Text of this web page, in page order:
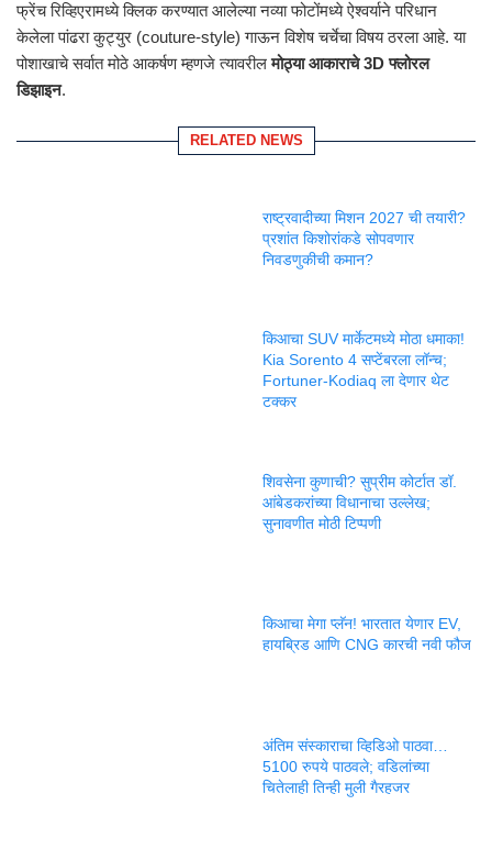
फ्रेंच रिव्हिएरामध्ये क्लिक करण्यात आलेल्या नव्या फोटोंमध्ये ऐश्वर्याने परिधान
केलेला पांढरा कुट्युर (couture-style) गाऊन विशेष चर्चेचा विषय ठरला आहे. या
पोशाखाचे सर्वात मोठे आकर्षण म्हणजे त्यावरीलमोठ्या आकाराचे 3D फ्लोरल
डिझाइन.
RELATED NEWS
राष्ट्रवादीच्या मिशन 2027 ची तयारी?
प्रशांत किशोरांकडे सोपवणार
निवडणुकीची कमान?
किआचा SUV मार्केटमध्ये मोठा धमाका!
Kia Sorento 4 सप्टेंबरला लॉन्च;
Fortuner-Kodiaq ला देणार थेट
टक्कर
शिवसेना कुणाची? सुप्रीम कोर्टात डॉ.
आंबेडकरांच्या विधानाचा उल्लेख;
सुनावणीत मोठी टिप्पणी
किआचा मेगा प्लॅन! भारतात येणार EV,
हायब्रिड आणि CNG कारची नवी फौज
अंतिम संस्काराचा व्हिडिओ पाठवा…
5100 रुपये पाठवले; वडिलांच्या
चितेलाही तिन्ही मुली गैरहजर